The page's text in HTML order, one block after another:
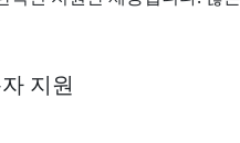
지원